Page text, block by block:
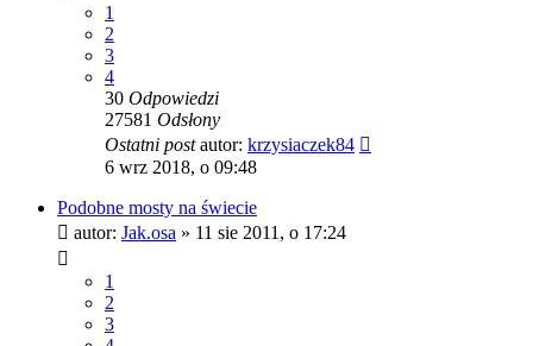
1
2
3
4
30 Odpowiedzi
27581 Odsłony
Ostatni postautor: krzysiaczek84
6 wrz 2018, o 09:48
Podobne mosty na świecie
autor: Jak.osa » 11 sie 2011, o 17:24
1
2
3